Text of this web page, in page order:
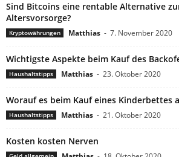
Sind Bitcoins eine rentable Alternative
Altersvorsorge?
Kryptowährungen Matthias - 7. November 2020
Wichtigste Aspekte beim Kauf des
Haushaltstipps Matthias - 23. Oktober 2020
Worauf es beim Kauf eines Kinderbettes
Haushaltstipps Matthias - 21. Oktober 2020
Kosten kosten Nerven